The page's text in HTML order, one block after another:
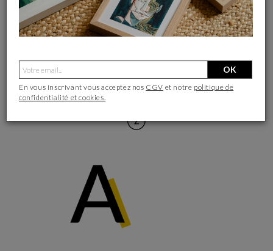
OK
En vous inscrivant vous acceptez nos CGV et notre politique de
confidentialité et cookies.